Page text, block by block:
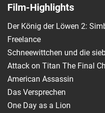
Film-Highlights
Der König der Löwen 2:
Freelance
Schneewittchen und die
Attack on Titan The Final
American Assassin
Das Versprechen
One Day as a Lion